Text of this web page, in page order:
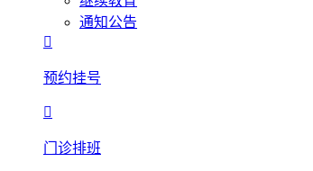
通知公告

预约挂号

门诊排班